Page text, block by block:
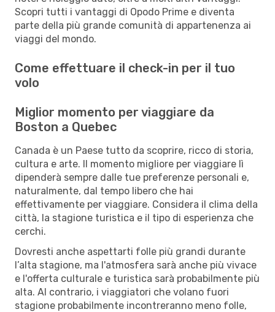
Scopri tutti i vantaggi di Opodo Prime e diventa
parte della più grande comunità di appartenenza ai
viaggi del mondo.
Come effettuare il check-in per il tuo
volo
Miglior momento per viaggiare da
Boston a Quebec
Canada è un Paese tutto da scoprire, ricco di storia,
cultura e arte. Il momento migliore per viaggiare lì
dipenderà sempre dalle tue preferenze personali e,
naturalmente, dal tempo libero che hai
effettivamente per viaggiare. Considera il clima della
città, la stagione turistica e il tipo di esperienza che
cerchi.
Dovresti anche aspettarti folle più grandi durante
l’alta stagione, ma l'atmosfera sarà anche più vivace
e l'offerta culturale e turistica sarà probabilmente più
alta. Al contrario, i viaggiatori che volano fuori
stagione probabilmente incontreranno meno folle,